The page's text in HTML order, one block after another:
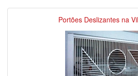
Portões Deslizantes na